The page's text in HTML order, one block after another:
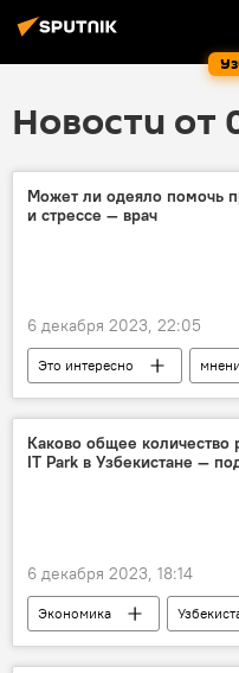
Новости от
Может ли одеяло помочь
и стрессе — врач
6 декабря 2023, 22:05
Это интересно
сон
стресс
Каково общее количество
IT Park в Узбекистане —
6 декабря 2023, 18:14
Экономика
информационные технологии